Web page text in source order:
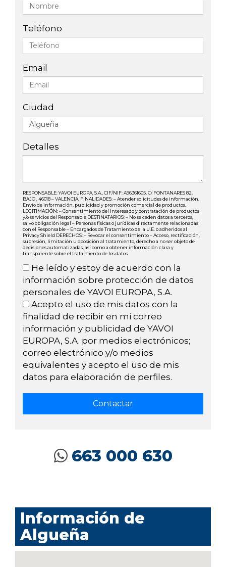
Teléfono
Email
Ciudad
Detalles
RESPONSABLE: YAVOI EUROPA, S.A., CIF/NIF: A96361605, C/ FONTANARES 82,
BAJO , 46018 – VALENCIA. FINALIDADES: – Atender solicitudes de información.
Envío de información, publicidad y promoción comercial de productos.
LEGITIMACIÓN: – Consentimiento del interesado y contratación de productos
y/o servicios del Responsable DESTINATARIOS: – No se ceden datos a terceros,
salvo obligación legal – Personas físicas o jurídicas directamente relacionadas
con el Responsable – Encargados de Tratamiento de la U.E. o adheridos al
Privacy Shield DERECHOS: – Revocar el consentimiento – Acceso, rectificación,
supresión, limitación u oposición al tratamiento, derecho a no ser objeto de
decisiones automatizadas, así como a obtener información clara y
transparente sobre el tratamiento de los datos
He leído y estoy de acuerdo con la
información sobre protección de datos
personales de YAVOI EUROPA, S.A.
Acepto el uso de mis datos con la
finalidad de recibir en mi correo
información y publicidad de YAVOI
EUROPA, S.A. por medios electrónicos;
correo electrónico y/o medios
equivalentes y acepto el uso de mis
datos para elaboración de perfiles.
663 000 630
Información de
Algueña